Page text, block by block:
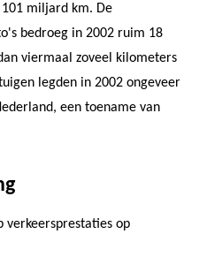
miljard km. De
bedroeg in 2002 ruim 18
viermaal zoveel kilometers
legden in 2002 ongeveer
een toename van
verkeersprestaties op